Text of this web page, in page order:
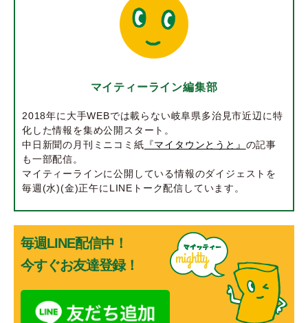
マイティーライン編集部
2018年に大手WEBでは載らない岐阜県多治見市近辺に特
化した情報を集め公開スタート。
中日新聞の月刊ミニコミ紙 『マイタウンとうと』 の記事
も一部配信。
マイティーラインに公開している情報のダイジェストを
毎週(水)(金)正午にLINEトーク配信しています。
毎週LINE配信中！
今すぐお友達登録！